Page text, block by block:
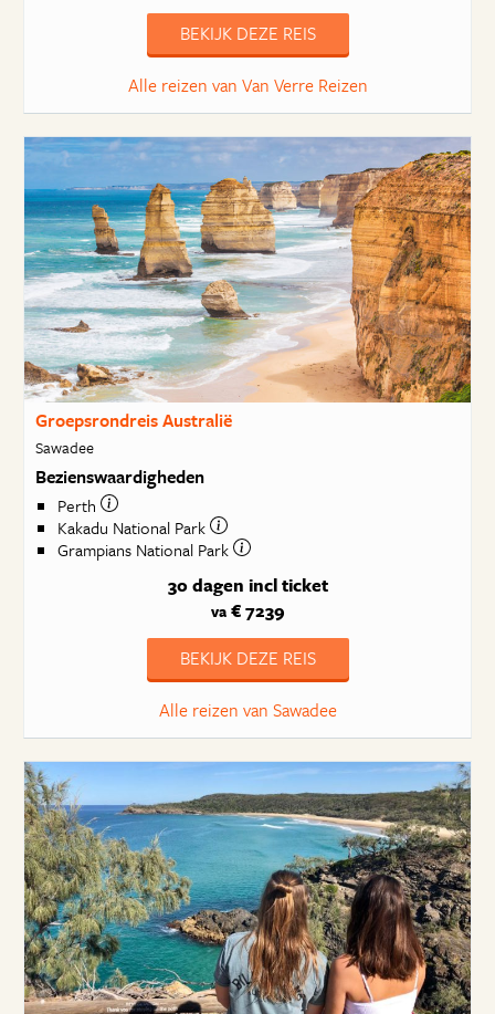
BEKIJK DEZE REIS
Alle reizen van Van Verre Reizen
Groepsrondreis Australië
Sawadee
Bezienswaardigheden
Perth
Kakadu National Park
Grampians National Park
30 dagen incl ticket
va€ 7239
BEKIJK DEZE REIS
Alle reizen van Sawadee